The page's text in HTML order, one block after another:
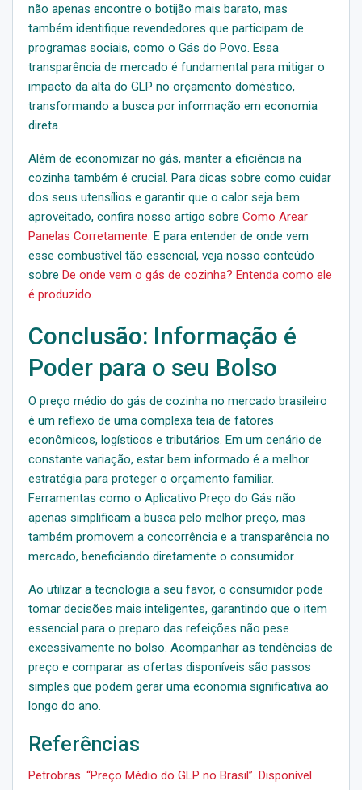
não apenas encontre o botijão mais barato, mas
também identifique revendedores que participam de
programas sociais, como o Gás do Povo. Essa
transparência de mercado é fundamental para mitigar o
impacto da alta do GLP no orçamento doméstico,
transformando a busca por informação em economia
direta.
Além de economizar no gás, manter a eficiência na
cozinha também é crucial. Para dicas sobre como cuidar
dos seus utensílios e garantir que o calor seja bem
aproveitado, confira nosso artigo sobre Como Arear
Panelas Corretamente. E para entender de onde vem
esse combustível tão essencial, veja nosso conteúdo
sobre De onde vem o gás de cozinha? Entenda como ele
é produzido.
Conclusão: Informação é
Poder para o seu Bolso
O preço médio do gás de cozinha no mercado brasileiro
é um reflexo de uma complexa teia de fatores
econômicos, logísticos e tributários. Em um cenário de
constante variação, estar bem informado é a melhor
estratégia para proteger o orçamento familiar.
Ferramentas como o Aplicativo Preço do Gás não
apenas simplificam a busca pelo melhor preço, mas
também promovem a concorrência e a transparência no
mercado, beneficiando diretamente o consumidor.
Ao utilizar a tecnologia a seu favor, o consumidor pode
tomar decisões mais inteligentes, garantindo que o item
essencial para o preparo das refeições não pese
excessivamente no bolso. Acompanhar as tendências de
preço e comparar as ofertas disponíveis são passos
simples que podem gerar uma economia significativa ao
longo do ano.
Referências
Petrobras. “Preço Médio do GLP no Brasil”. Disponível